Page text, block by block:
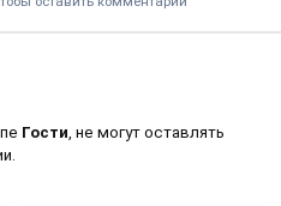
Гости , не могут оставлять